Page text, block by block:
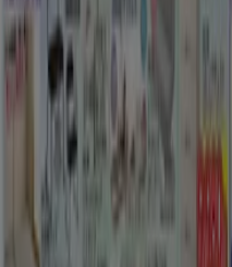
Tiendeoは世界中でのロー
業Shopfullyの一社です。